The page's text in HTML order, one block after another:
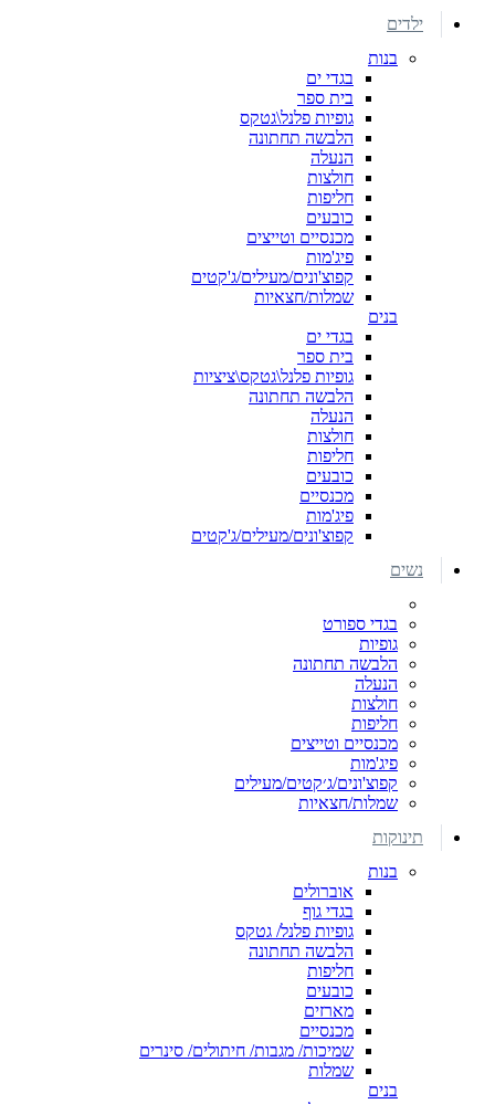
ילדים
בנות
בגדי ים
בית ספר
גופיות פלנל\גטקס
הלבשה תחתונה
הנעלה
חולצות
חליפות
כובעים
מכנסיים וטייצים
פיג'מות
קפוצ'ונים/מעילים/ג'קטים
שמלות/חצאיות
בנים
בגדי ים
בית ספר
גופיות פלנל\גטקס\ציציות
הלבשה תחתונה
הנעלה
חולצות
חליפות
כובעים
מכנסיים
פיג'מות
קפוצ'ונים/מעילים/ג'קטים
נשים
בגדי ספורט
גופיות
הלבשה תחתונה
הנעלה
חולצות
חליפות
מכנסיים וטייצים
פיג'מות
קפוצ'ונים/ג׳קטים/מעילים
שמלות/חצאיות
תינוקות
בנות
אוברולים
בגדי גוף
גופיות פלנל/ גטקס
הלבשה תחתונה
חליפות
כובעים
מארזים
מכנסיים
שמיכות/ מגבות/ חיתולים/ סינרים
שמלות
בנים